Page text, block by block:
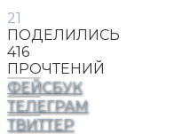
21
ПОДЕЛИЛИСЬ
416
ПРОЧТЕНИЙ
ФЕЙСБУК
ТЕЛЕГРАМ
ТВИТТЕР